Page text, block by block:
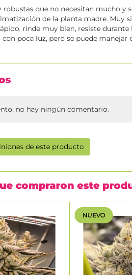
robustas que no necesitan mucho y
de la planta madre. Muy
rinde muy bien, resiste
con poca luz, pero se puede
no hay ningún comentario.
de este producto
compraron este
NUEVO